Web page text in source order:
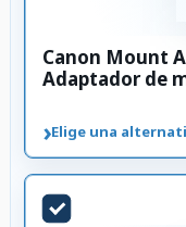
Canon Mount
Adaptador de
›Elige una